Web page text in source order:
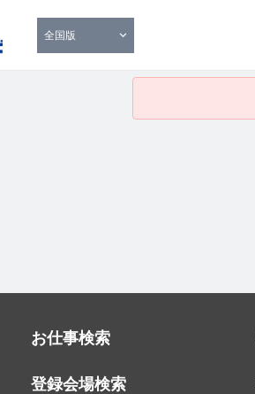
全国版
お仕事検索
登録会場検索